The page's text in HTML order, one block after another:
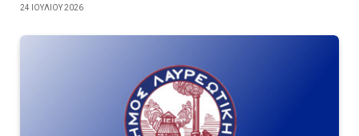
24 ΙΟΥΛΊΟΥ 2026